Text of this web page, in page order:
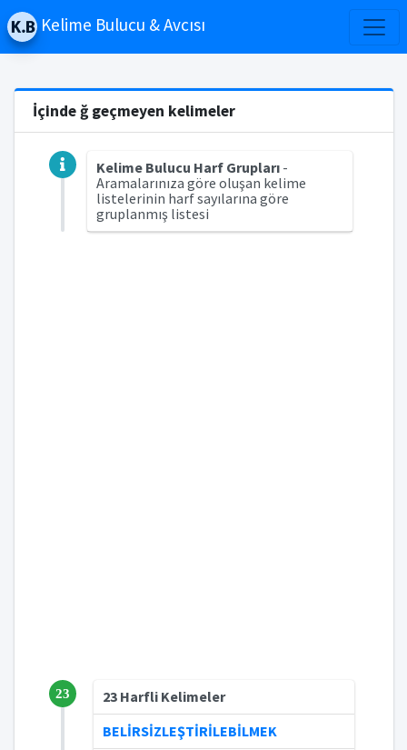
Kelime Bulucu & Avcısı
İçinde ğ geçmeyen kelimeler
Kelime Bulucu Harf Grupları-
Aramalarınıza göre oluşan kelime
listelerinin harf sayılarına göre
gruplanmış listesi
23
23 Harfli Kelimeler
BELİRSİZLEŞTİRİLEBİLMEK